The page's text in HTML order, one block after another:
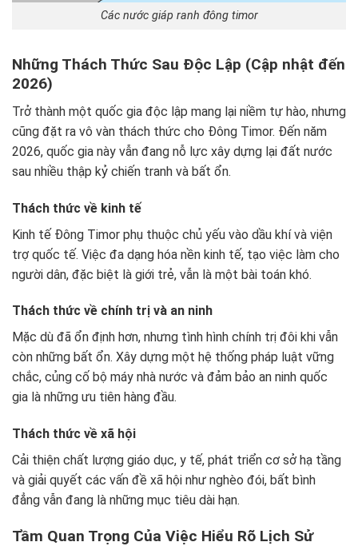
Các nước giáp ranh đông timor
Những Thách Thức Sau Độc Lập (Cập nhật đến
2026)
Trở thành một quốc gia độc lập mang lại niềm tự hào, nhưng
cũng đặt ra vô vàn thách thức cho Đông Timor. Đến năm
2026, quốc gia này vẫn đang nỗ lực xây dựng lại đất nước
sau nhiều thập kỷ chiến tranh và bất ổn.
Thách thức về kinh tế
Kinh tế Đông Timor phụ thuộc chủ yếu vào dầu khí và viện
trợ quốc tế. Việc đa dạng hóa nền kinh tế, tạo việc làm cho
người dân, đặc biệt là giới trẻ, vẫn là một bài toán khó.
Thách thức về chính trị và an ninh
Mặc dù đã ổn định hơn, nhưng tình hình chính trị đôi khi vẫn
còn những bất ổn. Xây dựng một hệ thống pháp luật vững
chắc, củng cố bộ máy nhà nước và đảm bảo an ninh quốc
gia là những ưu tiên hàng đầu.
Thách thức về xã hội
Cải thiện chất lượng giáo dục, y tế, phát triển cơ sở hạ tầng
và giải quyết các vấn đề xã hội như nghèo đói, bất bình
đẳng vẫn đang là những mục tiêu dài hạn.
Tầm Quan Trọng Của Việc Hiểu Rõ Lịch Sử